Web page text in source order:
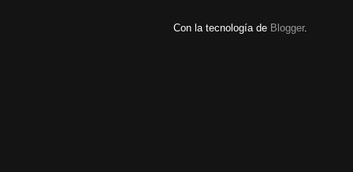
Con la tecnología de Blogger.